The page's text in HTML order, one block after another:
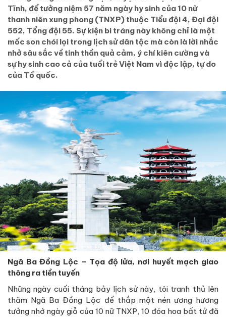
Tĩnh, để tưởng niệm 57 năm ngày hy sinh của 10 nữ
thanh niên xung phong (TNXP) thuộc Tiểu đội 4, Đại đội
552, Tổng đội 55. Sự kiện bi tráng này không chỉ là một
mốc son chói lọi trong lịch sử dân tộc mà còn là lời nhắc
nhở sâu sắc về tinh thần quả cảm, ý chí kiên cường và
sự hy sinh cao cả của tuổi trẻ Việt Nam vì độc lập, tự do
của Tổ quốc.
Ngã Ba Đồng Lộc – Tọa độ lửa, nơi huyết mạch giao
thông ra tiền tuyến
Những ngày cuối tháng bảy lịch sử này, tôi tranh thủ lên
thăm Ngã Ba Đồng Lộc để thắp một nén ương hương
tưởng nhớ ngày giỗ của 10 nữ TNXP, 10 đóa hoa bất tử đã